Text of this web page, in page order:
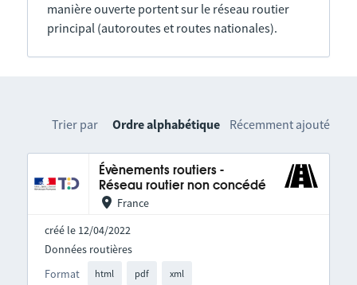
manière ouverte portent sur le réseau routier
principal (autoroutes et routes nationales).
Trier par Ordre alphabétique Récemment ajouté
Évènements routiers -
Réseau routier non concédé
France
créé le 12/04/2022
Format html pdf xml
Données routières